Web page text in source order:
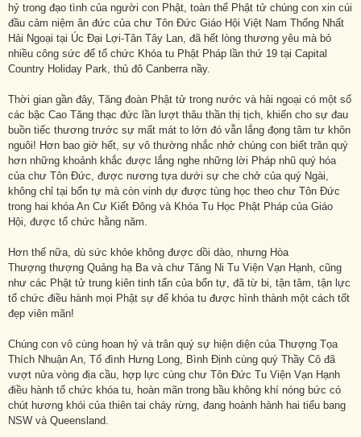
hỷ trong đạo tình của người con Phật, toàn thể Phật tử chúng con xin cúi
đầu cảm niệm ân đức của chư Tôn Đức Giáo Hội Việt Nam Thống Nhất
Hải Ngoại tại Úc Đại Lợi-Tân Tây Lan, đã hết lòng thương yêu mà bỏ
nhiều công sức để tổ chức Khóa tu Phật Pháp lần thứ 19 tại Capital
Country Holiday Park, thủ đô Canberra nầy.
Thời gian gần đây, Tăng đoàn Phật tử trong nước và hải ngoại có một số
các bậc Cao Tăng thạc đức lần lượt thâu thần thị tịch, khiến cho sự đau
buồn tiếc thương trước sự mất mát to lớn đó vẫn lắng đọng tâm tư khôn
nguôi! Hơn bao giờ hết, sự vô thường nhắc nhở chúng con biết trân quý
hơn những khoảnh khắc được lắng nghe những lời Pháp nhũ quý hóa
của chư Tôn Đức, được nương tựa dưới sự che chở của quý Ngài,
không chỉ tại bổn tự mà còn vinh dự được tùng học theo chư Tôn Đức
trong hai khóa An Cư Kiết Đông và Khóa Tu Học Phật Pháp của Giáo
Hội, được tổ chức hằng năm.
Hơn thế nữa, dù sức khỏe không được dồi dào, nhưng Hòa
Thượng thượng Quảng hạ Ba và chư Tăng Ni Tu Viện Vạn Hạnh, cũng
như các Phật tử trung kiên tinh tấn của bổn tự, đã từ bi, tận tâm, tận lực
tổ chức điều hành mọi Phật sự để khóa tu được hình thành một cách tốt
đẹp viên mãn!
Chúng con vô cùng hoan hỷ và trân quý sự hiện diện của Thượng Tọa
Thích Nhuận An, Tổ đình Hưng Long, Bình Định cùng quý Thầy Cô đã
vượt nửa vòng địa cầu, hợp lực cùng chư Tôn Đức Tu Viện Vạn Hạnh
điều hành tổ chức khóa tu, hoàn mãn trong bầu không khí nóng bức có
chút hương khói của thiên tai cháy rừng, đang hoành hành hai tiểu bang
NSW và Queensland.